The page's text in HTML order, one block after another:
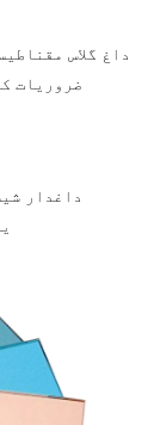
داغ گلاس
ضروریات
داغدار